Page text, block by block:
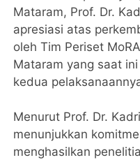
Mataram, Prof. Dr.
apresiasi atas
oleh Tim Periset
Mataram yang saat
kedua
‎Menurut Prof. Dr.
menunjukkan
menghasilkan